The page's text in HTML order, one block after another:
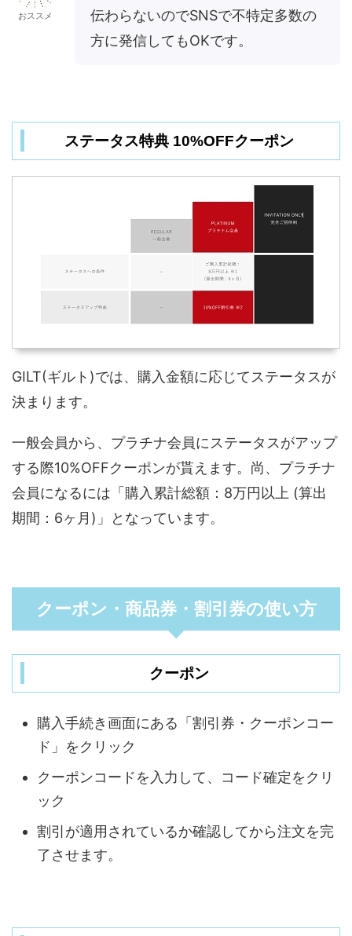
おススメ
伝わらないのでSNSで不特定多数の
方に発信してもOKです。
ステータス特典 10%OFFクーポン
GILT(ギルト)では、購入金額に応じてステータスが
決まります。
一般会員から、プラチナ会員にステータスがアップ
する際10%OFFクーポンが貰えます。尚、プラチナ
会員になるには「購入累計総額：8万円以上 (算出
期間：6ヶ月)」となっています。
クーポン・商品券・割引券の使い方
クーポン
購入手続き画面にある「割引券・クーポンコー
ド」をクリック
クーポンコードを入力して、コード確定をクリ
ック
割引が適用されているか確認してから注文を完
了させます。